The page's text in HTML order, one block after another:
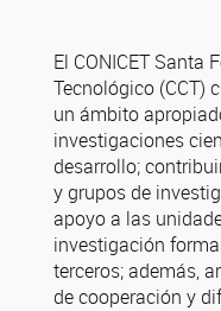
El CONICET Santa
Tecnológico (CCT)
un ámbito
investigaciones
desarrollo;
y grupos de
apoyo a las
investigación
terceros; además,
de cooperación y